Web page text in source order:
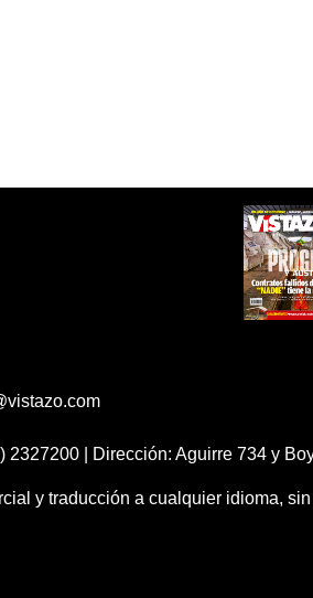
2327200 | Dirección: Aguirre 734 y
y traducción a cualquier idioma,